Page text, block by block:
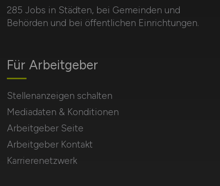
285 Jobs in Städten, bei Gemeinden und
Behörden und bei öffentlichen Einrichtungen.
Für Arbeitgeber
Stellenanzeigen schalten
Mediadaten & Konditionen
Arbeitgeber Seite
Arbeitgeber Kontakt
Karrierenetzwerk